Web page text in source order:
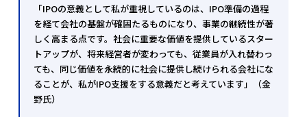
「IPOの意義として私が重視しているのは、IPO準備の過程
を経て会社の基盤が確固たるものになり、事業の継続性が著
しく高まる点です。社会に重要な価値を提供しているスター
トアップが、将来経営者が変わっても、従業員が入れ替わっ
ても、同じ価値を永続的に社会に提供し続けられる会社にな
ることが、私がIPO支援をする意義だと考えています」（金
野氏）